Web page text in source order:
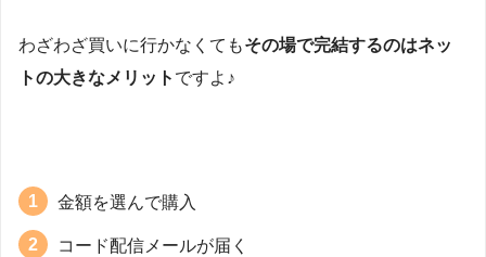
わざわざ買いに行かなくてもその場で完結するのはネッ
トの大きなメリット ですよ♪
金額を選んで購入
コード配信メールが届く